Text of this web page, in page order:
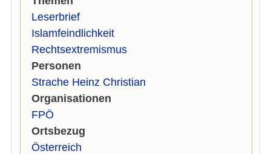
Leserbrief
Islamfeindlichkeit
Rechtsextremismus
Personen
Strache Heinz Christian
Organisationen
FPÖ
Ortsbezug
Österreich